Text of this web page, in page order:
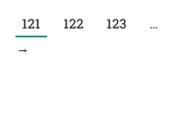
121 122 123
…
→